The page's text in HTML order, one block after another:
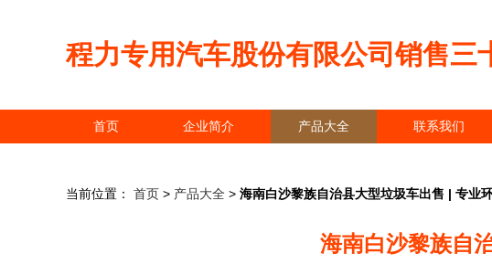
程力专用汽车股份有限公司销售三
首页 企业简介 产品大全 联系我们
当前位置： 首页 > 产品大全 > 海南白沙黎族自治县大型垃圾车出售 | 专业
海南白沙黎族自